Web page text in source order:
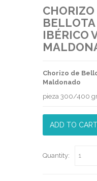
CHORIZO
BELLOTA
IBÉRICO
Chorizo de
Maldonado
pieza 300/400
ADD TO CART
Quantity: